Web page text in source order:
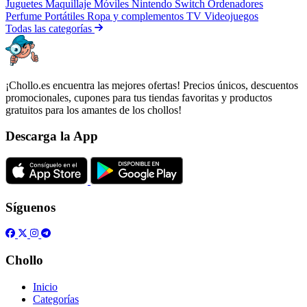
Juguetes Maquillaje Móviles Nintendo Switch Ordenadores
Perfume Portátiles Ropa y complementos TV Videojuegos
Todas las categorías
¡Chollo.es encuentra las mejores ofertas! Precios únicos, descuentos
promocionales, cupones para tus tiendas favoritas y productos
gratuitos para los amantes de los chollos!
Descarga la App
Síguenos
Chollo
Inicio
Categorías